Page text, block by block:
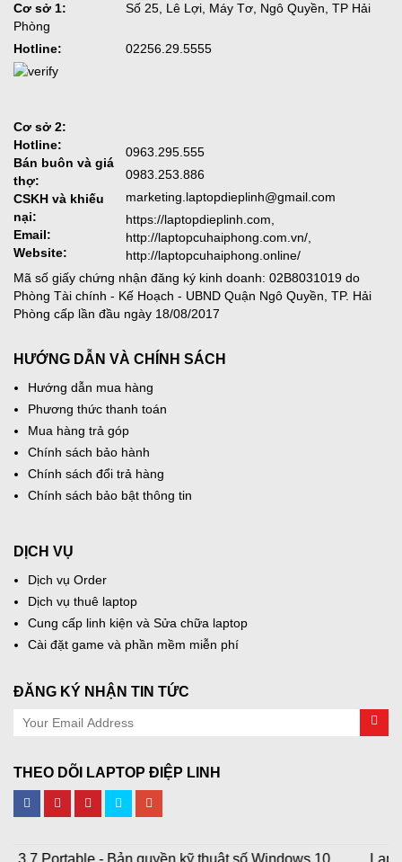
Cơ sở 1:
Số 25, Lê Lợi, Máy Tơ, Ngô Quyền, TP Hải
Phòng
Hotline:
02256.29.5555
Cơ sở 2:
Hotline:
Bán buôn và giá
thợ:
0963.295.555
CSKH và khiếu
nại:
0983.253.886
Email:
marketing.laptopdieplinh@gmail.com
Website:
https://laptopdieplinh.com,
http://laptopcuhaiphong.com.vn/,
http://laptopcuhaiphong.online/
Mã số giấy chứng nhận đăng ký kinh doanh: 02B8031019 do
Phòng Tài chính - Kế Hoạch - UBND Quận Ngô Quyền, TP. Hải
Phòng cấp lần đầu ngày 18/08/2017
HƯỚNG DẪN VÀ CHÍNH SÁCH
Hướng dẫn mua hàng
Phương thức thanh toán
Mua hàng trả góp
Chính sách bảo hành
Chính sách đổi trả hàng
Chính sách bảo bật thông tin
DỊCH VỤ
Dịch vụ Order
Dịch vụ thuê laptop
Cung cấp linh kiện và Sửa chữa laptop
Cài đặt game và phần mềm miễn phí
ĐĂNG KÝ NHẬN TIN TỨC
THEO DÕI LAPTOP ĐIỆP LINH
Portable - Bản quyền kỹ thuật số Windows 10